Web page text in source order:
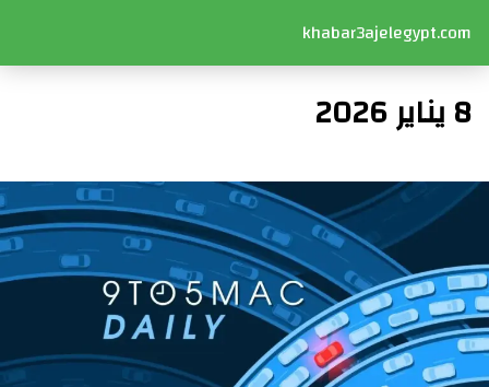
khabar3ajelegypt.com
8 يناير 2026